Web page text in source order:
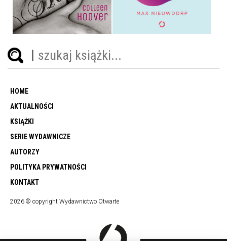
34,90 ZŁ 49,99 ZŁ
HOME
AKTUALNOŚCI
KSIĄŻKI
SERIE WYDAWNICZE
AUTORZY
POLITYKA PRYWATNOŚCI
KONTAKT
2026 © copyright Wydawnictwo Otwarte